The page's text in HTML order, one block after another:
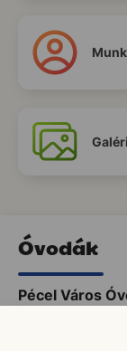
Óvodák
Pécel Város